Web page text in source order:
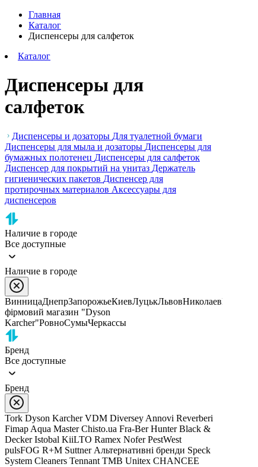
Главная
Каталог
Диспенсеры для салфеток
Каталог
Диспенсеры для
салфеток
Диспенсеры и дозаторы Для туалетной бумаги
Диспенсеры для мыла и дозаторы Диспенсеры для
бумажных полотенец Диспенсеры для салфеток
Диспенсер для покрытий на унитаз Держатель
гигиенических пакетов Диспенсер для
протирочных материалов Аксессуары для
диспенсеров
Наличие в городе
Все доступные
Наличие в городе
ВинницаДнепрЗапорожьеКиевЛуцькЛьвовНиколаевПолтава,
фірмовий магазин "Dyson
Karcher"РовноСумыЧеркассы
Бренд
Все доступные
Бренд
Tork Dyson Karcher VDM Diversey Annovi Reverberi
Fimap Aqua Master Chisto.ua Fra-Ber Hunter Black &
Decker Istobal KiiLTO Ramex Nofer PestWest
pulsFOG R+M Suttner Альтернативні бренди Speck
System Cleaners Tennant TMB Unitex CHANCEE